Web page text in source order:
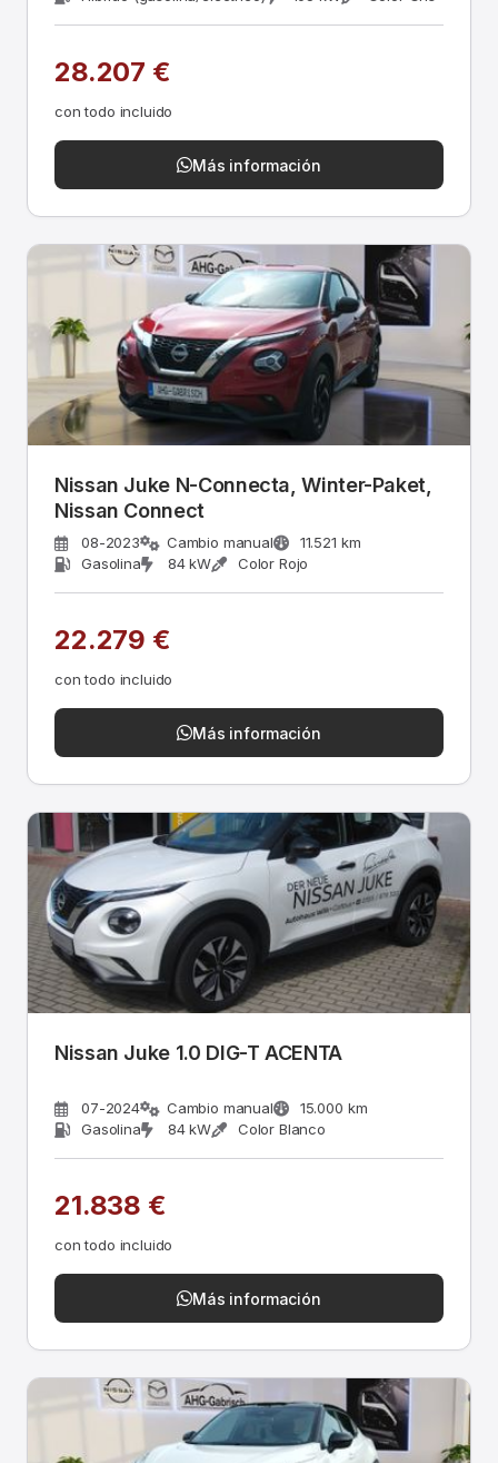
28.207 €
con todo incluido
Más información
Nissan Juke N-Connecta, Winter-Paket,
Nissan Connect
08-2023 Cambio manual
11.521 km
Gasolina
84 kW Color Rojo
22.279 €
con todo incluido
Más información
Nissan Juke 1.0 DIG-T ACENTA
07-2024 Cambio manual
15.000 km
Gasolina
84 kW Color Blanco
21.838 €
con todo incluido
Más información